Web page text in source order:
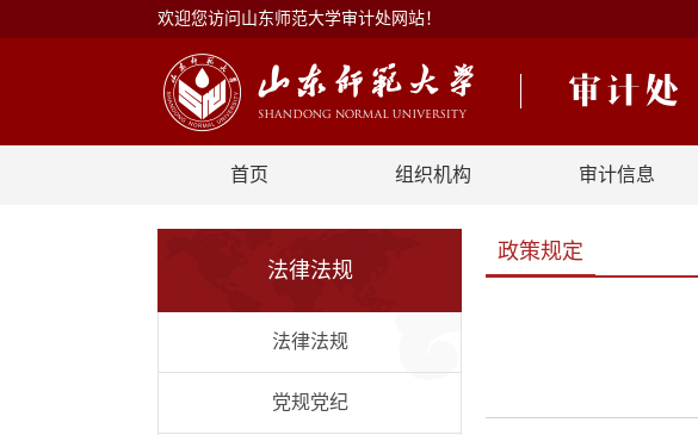
欢迎您访问山东师范大学审计处网站！
首页 组织机构 审计信息
法律法规
法律法规
党规党纪
政策规定